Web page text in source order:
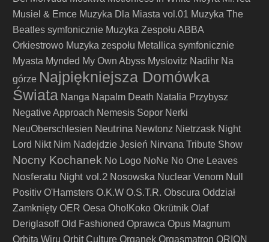
Musiel & Emce Muzyka Dla Miasta vol.01 Muzyka The
Beatles symfonicznie Muzyka Zespołu ABBA
Orkiestrowo Muzyka zespołu Metallica symfonicznie
Myasta Mynded My Own Abyss Myslovitz Nadihr Na
górze Najpiękniejsza Domówka
Świata Nanga Napalm Death Natalia Przybysz
Negative Approach Nemesis Sopor Nerki
NeuOberschlesien Neutrina Newtonz Nietrzask Night
Lord Nikt Nim Nadejdzie Jesień Nirvana Tribute Show
Nocny Kochanek No Logo NoNe No One Leaves
Nosferatu Night vol.2 Nosowska Nuclear Venom Null
Positiv O'Hamsters O.K.W O.S.T.R. Obscura Oddział
Zamknięty OER Oesa Oho!Koko Okrütnik Olaf
Deriglasoff Old Fashioned Oprawca Opus Magnum
Orbita Wiru Orbit Culture Organek Orgasmatron ORION